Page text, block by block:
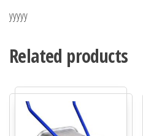
yyyyy
Related products